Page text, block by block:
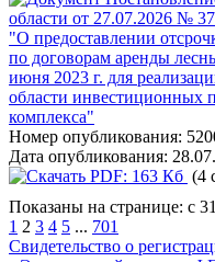
области от 27.07.2026 №
"О предоставлении
по договорам аренды
июня 2023 г. для
области инвестиционных
комплекса"
Номер опубликования:
Дата опубликования:
PDF: 163 Кб (4
Показаны на странице: с
1 2 3 4 5 ... 701
Свидетельство о